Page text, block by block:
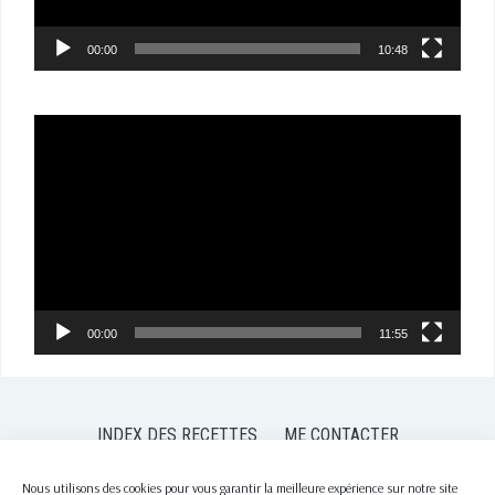
Nous utilisons des cookies pour vous garantir la meilleure expérience sur notre site
00:00 10:48
00:00 11:55
INDEX DES RECETTES
ME CONTACTER